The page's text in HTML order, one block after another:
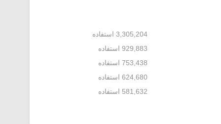
3,305,204 استفاده
929,883 استفاده
753,438 استفاده
624,680 استفاده
581,632 استفاده